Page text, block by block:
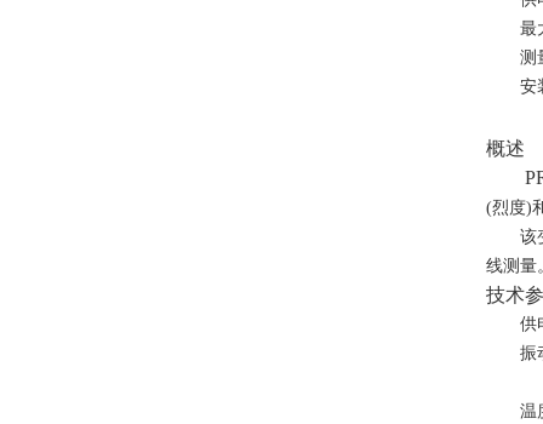
最
测
安
概述
(烈度)
该
线测量
技术
供
振
温